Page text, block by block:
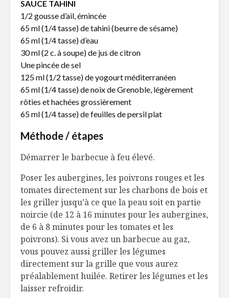
SAUCE TAHINI
1/2 gousse d’ail, émincée
65 ml (1/4 tasse) de tahini (beurre de sésame)
65 ml (1/4 tasse) d’eau
30 ml (2 c. à soupe) de jus de citron
Une pincée de sel
125 ml (1/2 tasse) de yogourt méditerranéen
65 ml (1/4 tasse) de noix de Grenoble, légèrement
rôties et hachées grossièrement
65 ml (1/4 tasse) de feuilles de persil plat
Méthode / étapes
Démarrer le barbecue à feu élevé.
Poser les aubergines, les poivrons rouges et les
tomates directement sur les charbons de bois et
les griller jusqu’à ce que la peau soit en partie
noircie (de 12 à 16 minutes pour les aubergines,
de 6 à 8 minutes pour les tomates et les
poivrons). Si vous avez un barbecue au gaz,
vous pouvez aussi griller les légumes
directement sur la grille que vous aurez
préalablement huilée. Retirer les légumes et les
laisser refroidir.